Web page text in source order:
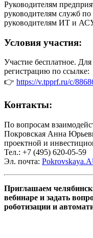
Руководителям
руководителям служб
руководителям ИТ и
Условия участия:
Участие бесплатное.
регистрацию по ссылке:
👉 https://v.tpprf.ru/c/
Контакты:
По вопросам
Покровская Анна
проектной и
Тел.: +7 (495) 620-05-59
Эл. почта:
Приглашаем
вебинаре и задать
роботизации и